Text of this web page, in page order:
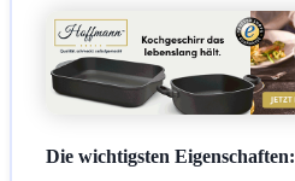
Die wichtigsten Eigenschaften: